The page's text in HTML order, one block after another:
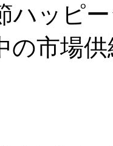
ハッピ
の市場